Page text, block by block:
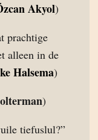
Akyol)
prachtige
alleen in de
Halsema)
)
tiefuslul?”